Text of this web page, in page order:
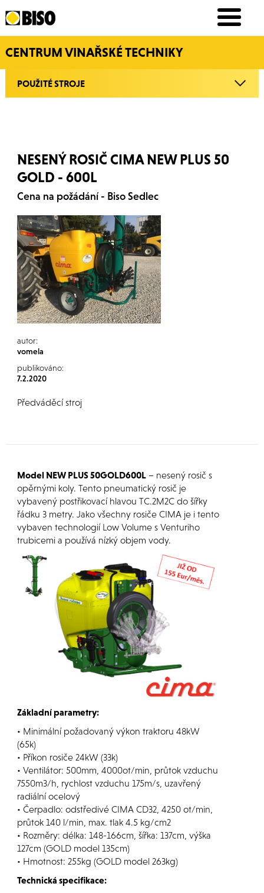
CENTRUM VINAŘSKÉ TECHNIKY
POUŽITÉ STROJE
NESENÝ ROSIČ CIMA NEW PLUS 50
GOLD - 600L
Cena na požádání - Biso Sedlec
autor:
vomela
publikováno:
7.2.2020
Předváděcí stroj
Model NEW PLUS 50GOLD600L– nesený rosič s
opěrnými koly. Tento pneumatický rosič je
vybavený postřikovací hlavou TC.2M2C do šířky
řádku 3 metry. Jako všechny rosiče CIMA je i tento
vybaven technologií Low Volume s Venturiho
trubicemi a používá nízký objem vody.
Základní parametry:
• Minimální požadovaný výkon traktoru 48kW
(65k)
• Příkon rosiče 24kW (33k)
• Ventilátor: 500mm, 4000ot/min, průtok vzduchu
7550m3/h, rychlost vzduchu 175m/s, uzavřený
radiální ocelový
• Čerpadlo: odstředivé CIMA CD32, 4250 ot/min,
průtok 140 l/min, max. tlak 4.5 kg/cm2
• Rozměry: délka: 148-166cm, šířka: 137cm, výška
127cm (GOLD model 135cm)
• Hmotnost: 255kg (GOLD model 263kg)
Technická specifikace: